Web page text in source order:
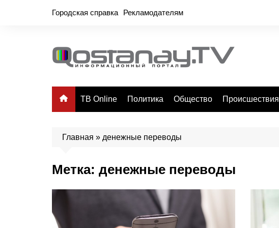
Городская справка Рекламодателям
ТВ Online Политика Общество Происшествия
Главная » денежные переводы
Метка: денежные переводы